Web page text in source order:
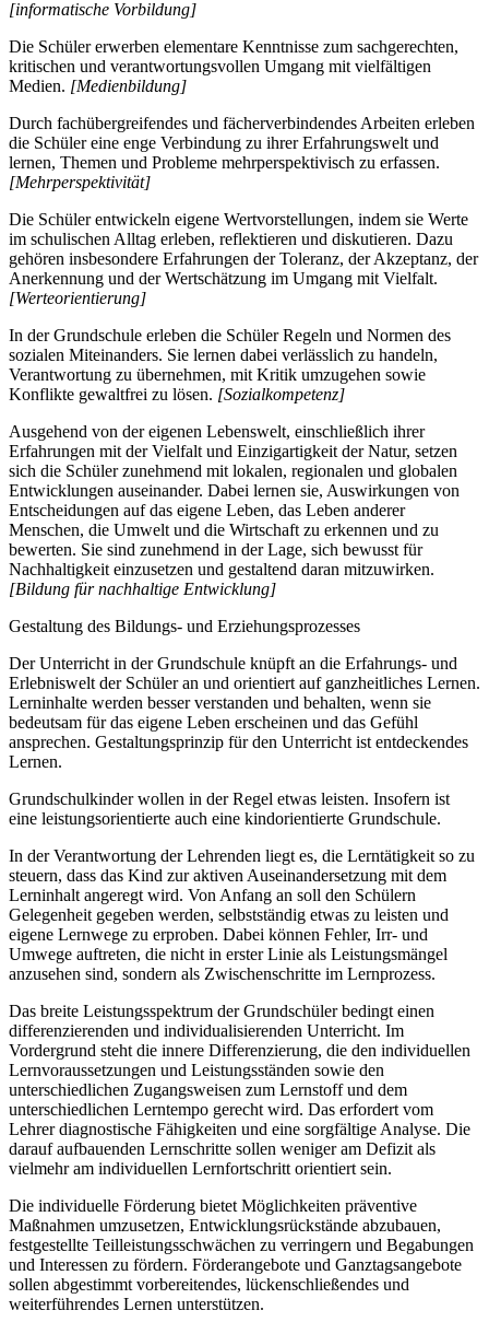
[informatische Vorbildung]
Die Schüler erwerben elementare Kenntnisse zum sachgerechten,
kritischen und verantwortungsvollen Umgang mit vielfältigen
Medien. [Medienbildung]
Durch fachübergreifendes und fächerverbindendes Arbeiten erleben
die Schüler eine enge Verbindung zu ihrer Erfahrungswelt und
lernen, Themen und Probleme mehrperspektivisch zu erfassen.
[Mehrperspektivität]
Die Schüler entwickeln eigene Wertvorstellungen, indem sie Werte
im schulischen Alltag erleben, reflektieren und diskutieren. Dazu
gehören insbesondere Erfahrungen der Toleranz, der Akzeptanz, der
Anerkennung und der Wertschätzung im Umgang mit Vielfalt.
[Werteorientierung]
In der Grundschule erleben die Schüler Regeln und Normen des
sozialen Miteinanders. Sie lernen dabei verlässlich zu handeln,
Verantwortung zu übernehmen, mit Kritik umzugehen sowie
Konflikte gewaltfrei zu lösen. [Sozialkompetenz]
Ausgehend von der eigenen Lebenswelt, einschließlich ihrer
Erfahrungen mit der Vielfalt und Einzigartigkeit der Natur, setzen
sich die Schüler zunehmend mit lokalen, regionalen und globalen
Entwicklungen auseinander. Dabei lernen sie, Auswirkungen von
Entscheidungen auf das eigene Leben, das Leben anderer
Menschen, die Umwelt und die Wirtschaft zu erkennen und zu
bewerten. Sie sind zunehmend in der Lage, sich bewusst für
Nachhaltigkeit einzusetzen und gestaltend daran mitzuwirken.
[Bildung für nachhaltige Entwicklung]
Gestaltung des Bildungs- und Erziehungsprozesses
Der Unterricht in der Grundschule knüpft an die Erfahrungs- und
Erlebniswelt der Schüler an und orientiert auf ganzheitliches Lernen.
Lerninhalte werden besser verstanden und behalten, wenn sie
bedeutsam für das eigene Leben erscheinen und das Gefühl
ansprechen. Gestaltungsprinzip für den Unterricht ist entdeckendes
Lernen.
Grundschulkinder wollen in der Regel etwas leisten. Insofern ist
eine leistungsorientierte auch eine kindorientierte Grundschule.
In der Verantwortung der Lehrenden liegt es, die Lerntätigkeit so zu
steuern, dass das Kind zur aktiven Auseinandersetzung mit dem
Lerninhalt angeregt wird. Von Anfang an soll den Schülern
Gelegenheit gegeben werden, selbstständig etwas zu leisten und
eigene Lernwege zu erproben. Dabei können Fehler, Irr- und
Umwege auftreten, die nicht in erster Linie als Leistungsmängel
anzusehen sind, sondern als Zwischenschritte im Lernprozess.
Das breite Leistungsspektrum der Grundschüler bedingt einen
differenzierenden und individualisierenden Unterricht. Im
Vordergrund steht die innere Differenzierung, die den individuellen
Lernvoraussetzungen und Leistungsständen sowie den
unterschiedlichen Zugangsweisen zum Lernstoff und dem
unterschiedlichen Lerntempo gerecht wird. Das erfordert vom
Lehrer diagnostische Fähigkeiten und eine sorgfältige Analyse. Die
darauf aufbauenden Lernschritte sollen weniger am Defizit als
vielmehr am individuellen Lernfortschritt orientiert sein.
Die individuelle Förderung bietet Möglichkeiten präventive
Maßnahmen umzusetzen, Entwicklungsrückstände abzubauen,
festgestellte Teilleistungsschwächen zu verringern und Begabungen
und Interessen zu fördern. Förderangebote und Ganztagsangebote
sollen abgestimmt vorbereitendes, lückenschließendes und
weiterführendes Lernen unterstützen.